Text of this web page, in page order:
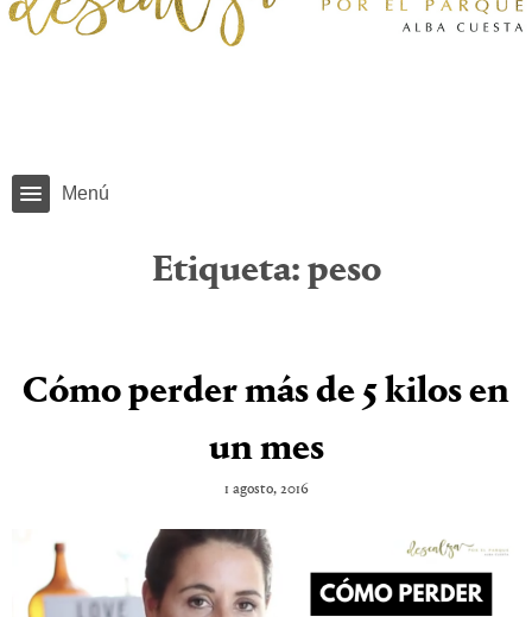
Menú
Etiqueta: peso
Cómo perder más de 5 kilos en
un mes
1 agosto, 2016